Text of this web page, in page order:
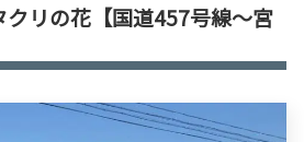
リの花【国道457号線～宮